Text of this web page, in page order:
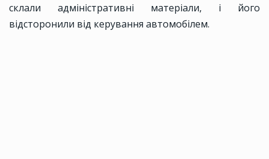
склали адміністративні матеріали, і його
відсторонили від керування автомобілем.